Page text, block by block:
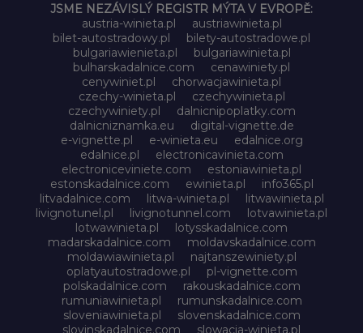
JSME NEZÁVISLÝ REGISTR MÝTA V EVROPĚ:
austria-winieta.pl
austriawinieta.pl
bilet-autostradowy.pl
bilety-autostradowe.pl
bulgariawienieta.pl
bulgariawinieta.pl
bulharskadalnice.com
cenawiniety.pl
cenywiniet.pl
chorwacjawinieta.pl
czechy-winieta.pl
czechywinieta.pl
czechywiniety.pl
dalnicnipoplatky.com
dalnicniznamka.eu
digital-vignette.de
e-vignette.pl
e-winieta.eu
edalnice.org
edalnice.pl
electronicavinieta.com
electroniceviniete.com
estoniawinieta.pl
estonskadalnice.com
ewinieta.pl
info365.pl
litvadalnice.com
litwa-winieta.pl
litwawinieta.pl
livignotunel.pl
livignotunnel.com
lotvawinieta.pl
lotwawinieta.pl
lotysskadalnice.com
madarskadalnice.com
moldavskadalnice.com
moldawiawinieta.pl
najtanszewiniety.pl
oplatyautostradowe.pl
pl-vignette.com
polskadalnice.com
rakouskadalnice.com
rumuniawinieta.pl
rumunskadalnice.com
sloveniawinieta.pl
slovenskadalnice.com
slovinskadalnice.com
slowacja-winieta.pl